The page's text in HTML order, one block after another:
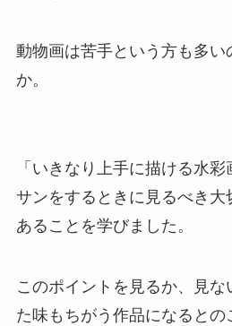
動物画は苦手という方も多い
か。
「いきなり上手に描ける水
サンをするときに見るべき大
あることを学びました。
このポイントを見るか、見
た味もちがう作品になるとの